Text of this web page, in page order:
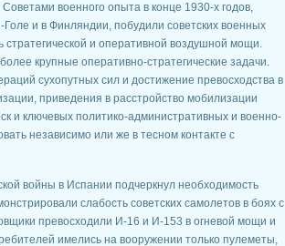
военного опыта в конце 1930-х годов,
и в Финляндии, побудили советских военных
и оперативной воздушной мощи.
крупные оперативно-стратегические задачи.
сухопутных сил и достижение превосходства в
приведения в расстройство мобилизации
и ключевых политико-административных и военно-
независимо или же в тесном контакте с
войны в Испании подчеркнул необходимость
слабость советских самолетов в боях с
превосходили И-16 и И-153 в огневой мощи и
имелись на вооружении только пулеметы,